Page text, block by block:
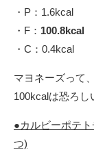
・P：1.6kcal
・F： 100.8kcal
・C：0.4kcal
マヨネーズって
100kcalは恐ろし
●カルビーポテ
つ)